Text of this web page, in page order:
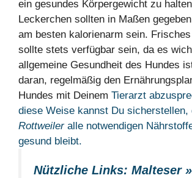
ein gesundes Körpergewicht zu
Leckerchen sollten in Maßen
am besten kalorienarm sein.
sollte stets verfügbar sein, da es
allgemeine Gesundheit des Hundes
daran, regelmäßig den
Hundes mit Deinem Tierarzt
diese Weise kannst Du sicherstellen,
Rottweileralle notwendigen
gesund bleibt.
Nützliche Links: Malteser